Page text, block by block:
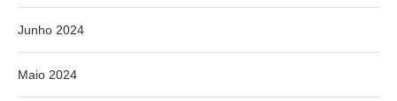
Junho 2024
Maio 2024